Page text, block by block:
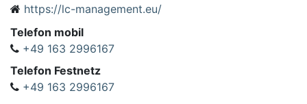
https://lc-management.eu/
Telefon mobil
+49 163 2996167
Telefon Festnetz
+49 163 2996167